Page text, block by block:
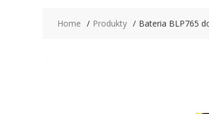
Home Produkty Bateria BLP765